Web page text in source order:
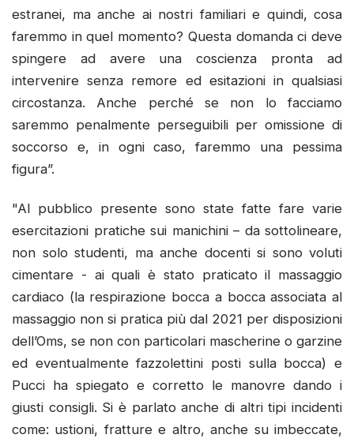
estranei, ma anche ai nostri familiari e quindi, cosa
faremmo in quel momento? Questa domanda ci deve
spingere ad avere una coscienza pronta ad
intervenire senza remore ed esitazioni in qualsiasi
circostanza. Anche perché se non lo facciamo
saremmo penalmente perseguibili per omissione di
soccorso e, in ogni caso, faremmo una pessima
figura”.
"Al pubblico presente sono state fatte fare varie
esercitazioni pratiche sui manichini – da sottolineare,
non solo studenti, ma anche docenti si sono voluti
cimentare - ai quali è stato praticato il massaggio
cardiaco (la respirazione bocca a bocca associata al
massaggio non si pratica più dal 2021 per disposizioni
dell’Oms, se non con particolari mascherine o garzine
ed eventualmente fazzolettini posti sulla bocca) e
Pucci ha spiegato e corretto le manovre dando i
giusti consigli. Si è parlato anche di altri tipi incidenti
come: ustioni, fratture e altro, anche su imbeccate,